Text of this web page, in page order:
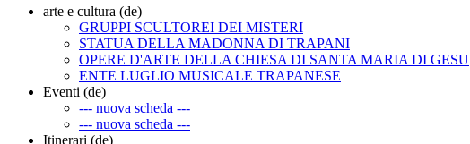
arte e cultura (de)
GRUPPI SCULTOREI DEI MISTERI
STATUA DELLA MADONNA DI TRAPANI
OPERE D'ARTE DELLA CHIESA DI SANTA MARIA DI GESU
ENTE LUGLIO MUSICALE TRAPANESE
Eventi (de)
--- nuova scheda ---
--- nuova scheda ---
Itinerari (de)